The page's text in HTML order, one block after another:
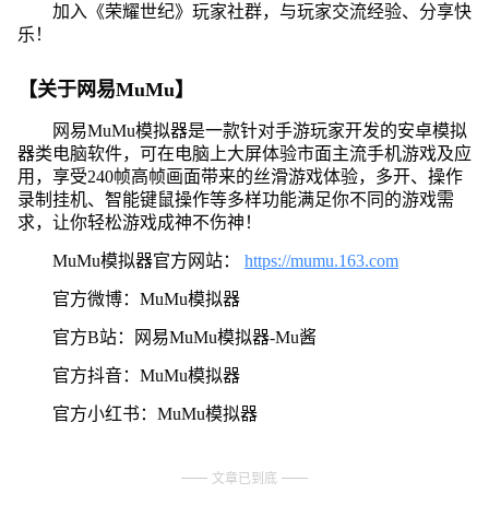
加入《荣耀世纪》玩家社群，与玩家交流经验、分享快
乐！
【关于网易MuMu】
网易MuMu模拟器是一款针对手游玩家开发的安卓模拟
器类电脑软件，可在电脑上大屏体验市面主流手机游戏及应
用，享受240帧高帧画面带来的丝滑游戏体验，多开、操作
录制挂机、智能键鼠操作等多样功能满足你不同的游戏需
求，让你轻松游戏成神不伤神！
MuMu模拟器官方网站： https://mumu.163.com
官方微博：MuMu模拟器
官方B站：网易MuMu模拟器-Mu酱
官方抖音：MuMu模拟器
官方小红书：MuMu模拟器
文章已到底